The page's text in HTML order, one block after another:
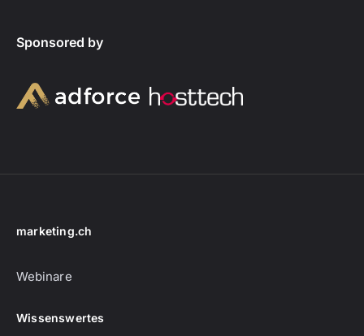
Sponsored by
marketing.ch
Webinare
Wissenswertes